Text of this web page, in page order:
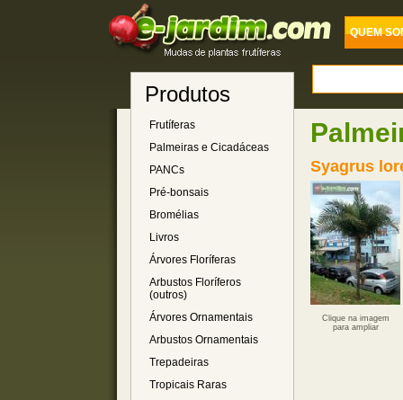
QUEM
Produtos
Frutíferas
Palmeiras e Cicadáceas
PANCs
Pré-bonsais
Bromélias
Livros
Árvores Floríferas
Arbustos Floríferos
(outros)
Árvores Ornamentais
Arbustos Ornamentais
Trepadeiras
Tropicais Raras
Syagrus
Clique na imagem
para ampliar